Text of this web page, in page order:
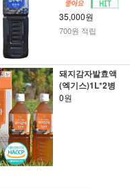
35,000원
700원 적립
돼지감자발효액
(엑기스)1L*2병
0원